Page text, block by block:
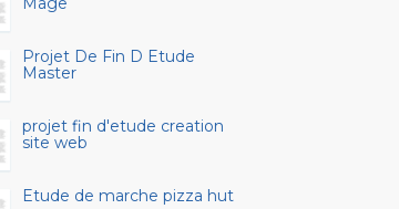
Projet De Fin D Etude
Master
projet fin d'etude creation
site web
Etude de marche pizza hut